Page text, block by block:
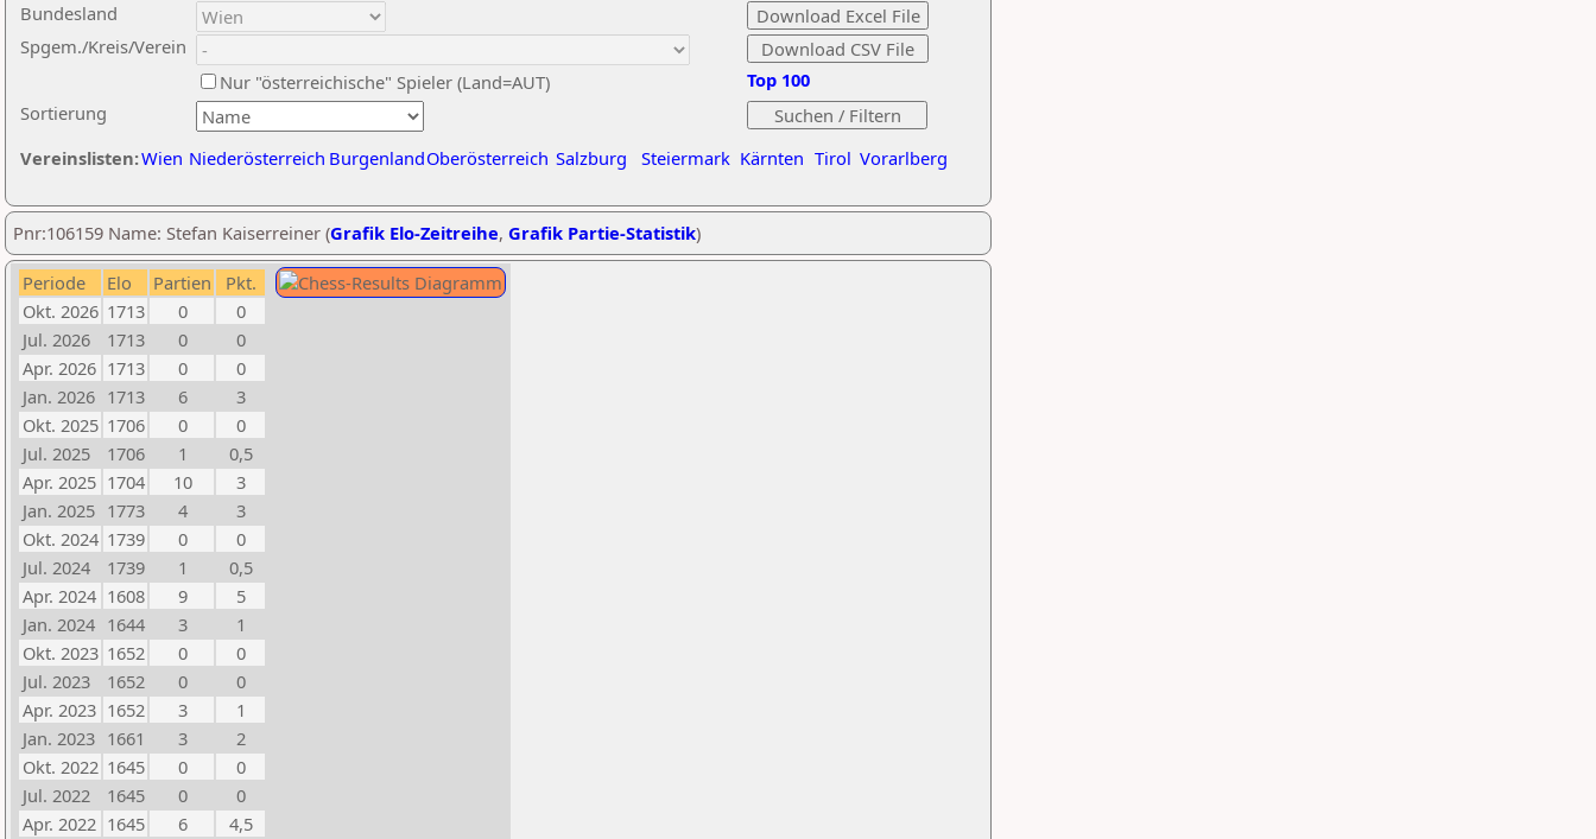
Sortierung
Bundesland
Spgem./Kreis/Verein
Nur "österreichische" Spieler (Land=AUT)
Vereinslisten:Wien Niederösterreich BurgenlandOberösterreich Salzburg Steiermark Kärnten Tirol Vorarlberg
Top 100
Pnr:106159 Name: Stefan Kaiserreiner (Grafik Elo-Zeitreihe, Grafik Partie-Statistik)
Periode Elo Partien
Pkt.
Okt. 2026 1713 0
0
Jul. 2026
1713 0
0
Apr. 2026 1713 0
0
Jan. 2026 1713 6
3
Okt. 2025 1706 0
0
Jul. 2025
1706 1
0,5
Apr. 2025 1704 10
3
Jan. 2025 1773 4
3
Okt. 2024 1739 0
0
Jul. 2024
1739 1
0,5
Apr. 2024 1608 9
5
Jan. 2024 1644 3
1
Okt. 2023 1652 0
0
Jul. 2023
1652 0
0
Apr. 2023 1652 3
1
Jan. 2023 1661 3
2
Okt. 2022 1645 0
0
Jul. 2022
1645 0
0
Apr. 2022 1645 6
4,5